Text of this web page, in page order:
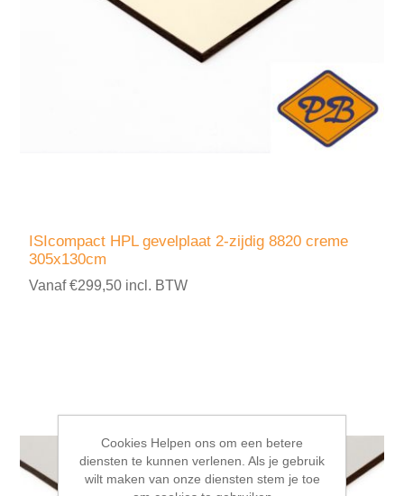
ISIcompact HPL gevelplaat 2-zijdig 8820 creme
305x130cm
Vanaf €299,50 incl. BTW
Cookies Helpen ons om een betere
diensten te kunnen verlenen. Als je gebruik
wilt maken van onze diensten stem je toe